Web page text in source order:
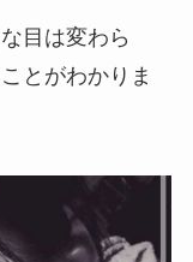
目は変わら
とがわかりま